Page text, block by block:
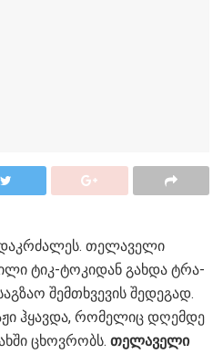
დაკ­რძა­ლეს. თე­ლა­ვე­ლი
ტიკ-ტო­კი­დან გახ­და ტრა­
შემ­თხვე­ვის შე­დე­გად.
ჰყავ­და, რო­მე­ლიც დღემ­დე
ცხოვ­რობს. თე­ლა­ვე­ლი